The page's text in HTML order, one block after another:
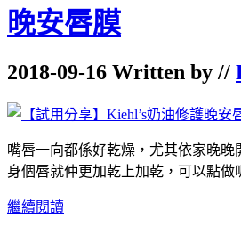
晚安唇膜
2018-09-16 Written by //
嘴唇一向都係好乾燥，尤其依家晚
身個唇就仲更加乾上加乾，可以點做
繼續閱讀